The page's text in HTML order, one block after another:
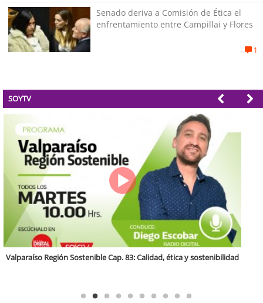
Senado deriva a Comisión de Ética el
enfrentamiento entre Campillai y Flores
1
SOYTV